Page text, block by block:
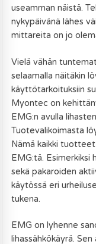
useamman näistä.
nykypäivänä lähes
mittareita on jo
Vielä vähän
selaamalla näitäkin
käyttötarkoituksiin
Myontec on
EMG:n avulla
Tuotevalikoimasta
Nämä kaikki
EMG:tä.
sekä pakaroiden
käytössä eri
tukena.
EMG on lyhenne
lihassähkökäyrä.